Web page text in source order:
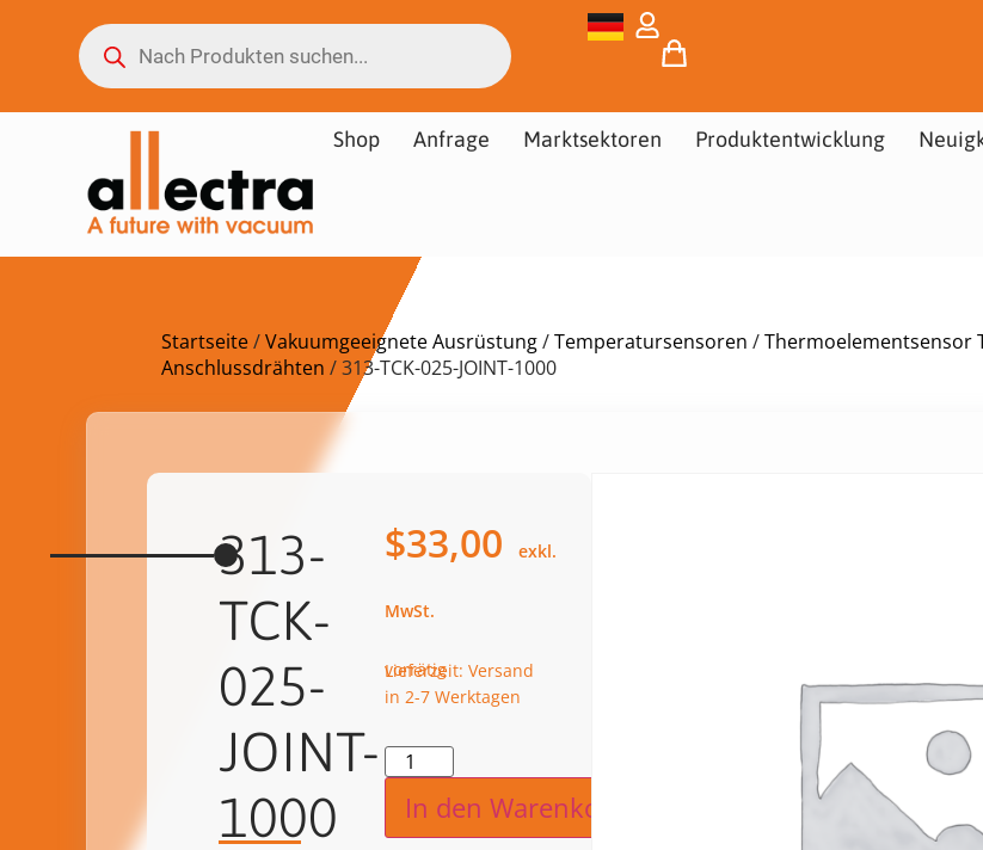
Shop Anfrage Marktsektoren Produktentwicklung
Startseite/Vakuumgeeignete Ausrüstung/Temperatursensoren /Thermoelementsensor
Anschlussdrähten / 313-TCK-025-JOINT-1000
313-
TCK-
025-
JOINT-
1000
$33,00
vorrätig
Lieferzeit: Versand
in 2-7 Werktagen
In den Warenkorb